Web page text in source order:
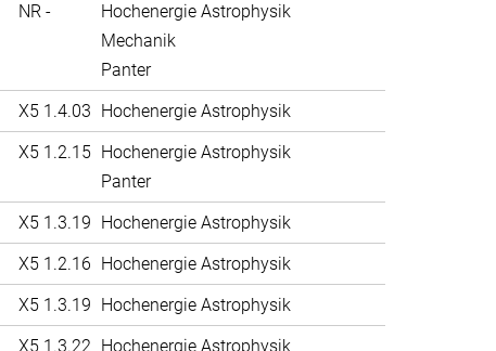
NR -
Hochenergie Astrophysik
Mechanik
Panter
X5 1.4.03 Hochenergie Astrophysik
X5 1.2.15 Hochenergie Astrophysik
Panter
X5 1.3.19 Hochenergie Astrophysik
X5 1.2.16 Hochenergie Astrophysik
X5 1.3.19 Hochenergie Astrophysik
X5 1.3.22 Hochenergie Astrophysik